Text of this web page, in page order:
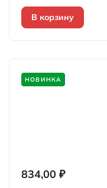
В корзину
НОВИНКА
834,00 ₽